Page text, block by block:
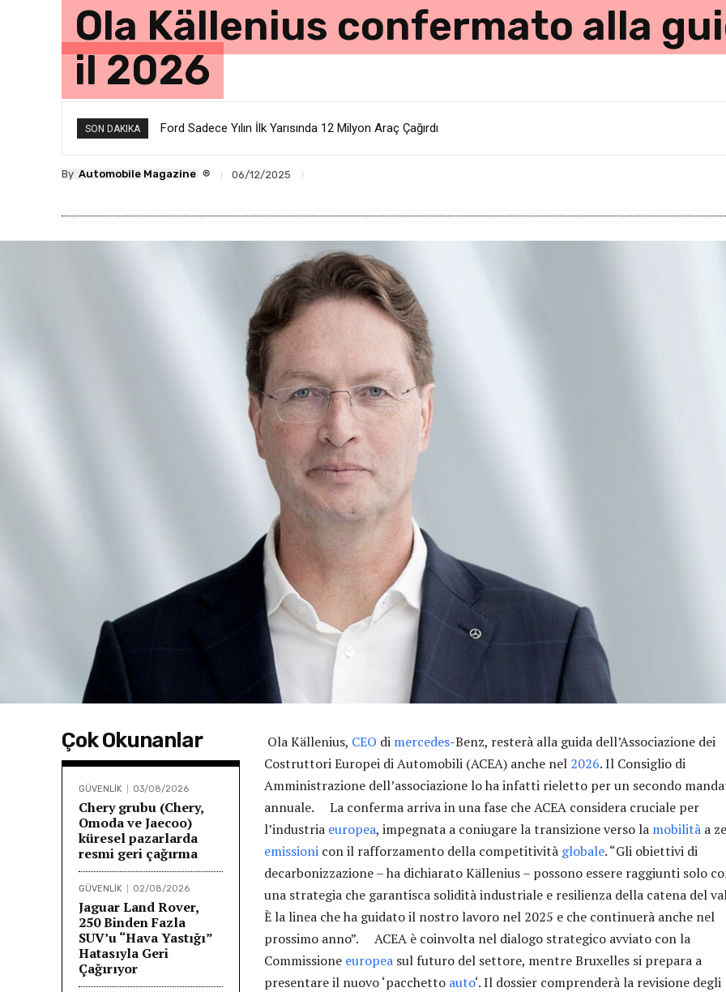
Ola Källenius confermato alla
il 2026
SON DAKIKA Ford Sadece Yılın İlk Yarısında 12 Milyon Araç Çağırdı
By Automobile Magazine ® 06/12/2025
Çok Okunanlar
GÜVENLİK 03/08/2026
Chery grubu (Chery,
Omoda ve Jaecoo)
küresel pazarlarda
resmi geri çağırma
GÜVENLİK 02/08/2026
Jaguar Land Rover,
250 Binden Fazla
SUV’u “Hava Yastığı”
Hatasıyla Geri
Çağırıyor
Ola Källenius, CEO di mercedes-Benz, resterà alla guida dell’Associazione dei
Costruttori Europei di Automobili (ACEA) anche nel 2026. Il Consiglio di
Amministrazione dell’associazione lo ha infatti rieletto per un secondo
annuale. La conferma arriva in una fase che ACEA considera cruciale per
l’industria europea, impegnata a coniugare la transizione verso la mobilità a
emissioni con il rafforzamento della competitività globale. “Gli obiettivi di
decarbonizzazione – ha dichiarato Källenius – possono essere raggiunti solo
una strategia che garantisca solidità industriale e resilienza della catena del
È la linea che ha guidato il nostro lavoro nel 2025 e che continuerà anche nel
prossimo anno”. ACEA è coinvolta nel dialogo strategico avviato con la
Commissione europea sul futuro del settore, mentre Bruxelles si prepara a
presentare il nuovo ‘pacchetto auto‘. Il dossier comprenderà la revisione degli